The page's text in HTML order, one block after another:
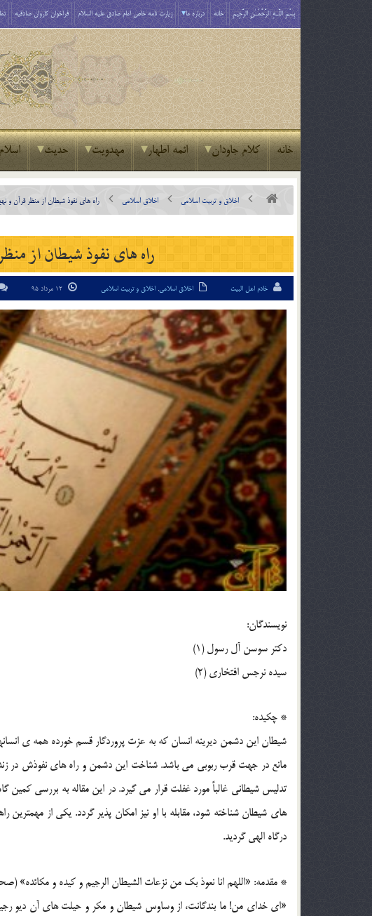
بِسْمِ اللَّـهِ الرَّحْمَـٰنِ الرَّحِيمِ خانه درباره ما زیارت نامه خاص امام صادق علیه السلام فراخوان کاروان صادقیه
خانه کلام جاودان ائمه اطهار مهدویت حدیث
اخلاق و تربیت اسلامی اخلاق اسلامی راه های نفوذ شیطان از منظر قرآن و
راه های نفوذ شیطان از
خادم اهل البیت اخلاق اسلامی, اخلاق و تربیت اسلامی
نویسندگان:
دکتر سوسن آل رسول (1)
سیده نرجس افتخاری (2)
* چکیده:
شیطان این دشمن دیرینه انسان که به عزت پروردگار قسم خورده همه ی
مانع در جهت قرب ربوبی می باشد. شناخت این دشمن و راه های نفوذش در
تدلیس شیطانی غالباً مورد غفلت قرار می گیرد. در این مقاله به بررسی کمین
های شیطان شناخته شود، مقابله با او نیز امکان پذیر گردد. یکی از
درگاه الهی گردید.
* مقدمه: «اللهم انا نعوذ بک من نزعات الشیطان الرجیم و کیده و مکائده»
«ای خدای من! ما بندگانت، از وساوس شیطان و مکر و حیلت های آن دیو رجیم